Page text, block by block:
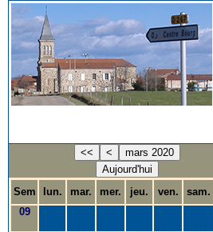
<< <
mars 2020
Aujourd'hui
Sem
lun. mar. mer. jeu. ven. sam.
09